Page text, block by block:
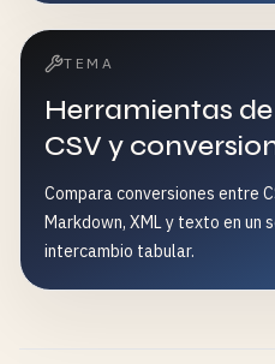
TEMA
Herramientas
CSV y
Compara conversiones entre
Markdown, XML y texto en un
intercambio tabular.